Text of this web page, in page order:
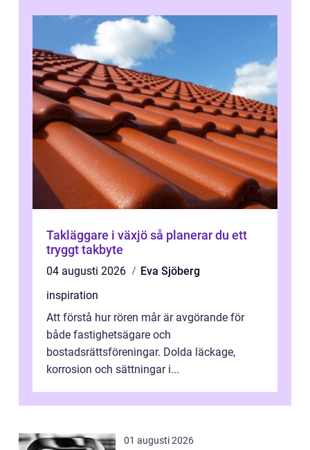
Takläggare i växjö så planerar du ett
tryggt takbyte
04 augusti 2026
Eva Sjöberg
inspiration
Att förstå hur rören mår är avgörande för
både fastighetsägare och
bostadsrättsföreningar. Dolda läckage,
korrosion och sättningar i...
01 augusti 2026